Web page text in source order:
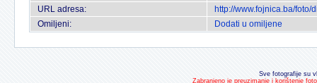
URL adresa:
http://www.fojnica.ba/
Omiljeni:
Dodati u omiljene
Sve fotografije su
Zabranjeno je preuzimanje i korištenje